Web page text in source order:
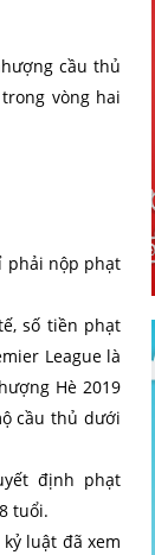
cầu thủ
vòng hai
phải nộp phạt
số tiền phạt
League là
Hè 2019
cầu thủ dưới
định phạt
tuổi.
luật đã xem